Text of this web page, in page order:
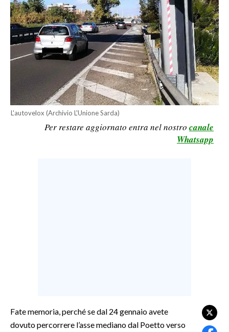
ITALIA
MONDO
POLITICA
SERVIZI ALLE IMPRESE
LAVORO
CULTURA
L'autovelox (Archivio L'Unione Sarda)
Per restare aggiornato entra nel nostro canale
Whatsapp
Fate memoria, perché se dal 24 gennaio avete
dovuto percorrere l’asse mediano dal Poetto verso